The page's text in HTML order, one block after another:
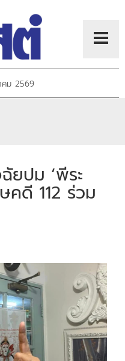
ม 2569
ยปม ‘พีระ
ดี 112 ร่วม